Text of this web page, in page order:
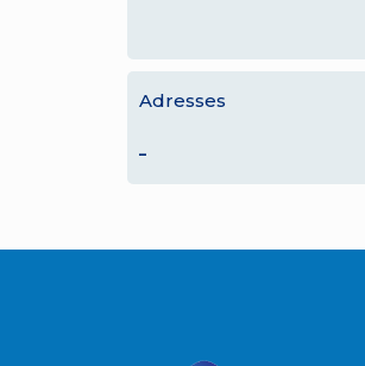
Adresses
–